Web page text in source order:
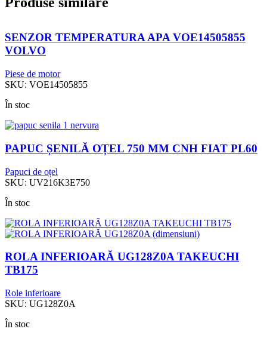
SENZOR TEMPERATURA APA VOE14505855
VOLVO
Piese de motor
SKU: VOE14505855
În stoc
PAPUC ȘENILĂ OȚEL 750 MM CNH FIAT PL60
Papuci de oțel
SKU: UV216K3E750
În stoc
ROLA INFERIOARĂ UG128Z0A TAKEUCHI
TB175
Role inferioare
SKU: UG128Z0A
În stoc